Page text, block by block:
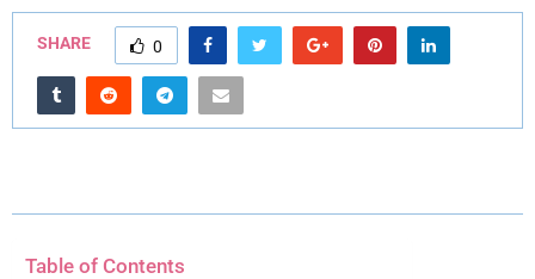
I
C
E
B
N
T
N
K
SHARE 0
Table of Contents